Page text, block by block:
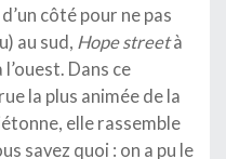
côté pour ne pas
au sud, Hope streetà
l’ouest. Dans ce
la plus animée de la
elle rassemble
savez quoi : on a pu le